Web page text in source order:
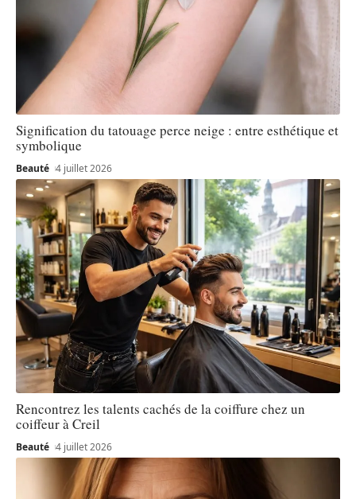
Signification du tatouage perce neige : entre esthétique et
symbolique
Beauté 4 juillet 2026
Rencontrez les talents cachés de la coiffure chez un
coiffeur à Creil
Beauté 4 juillet 2026